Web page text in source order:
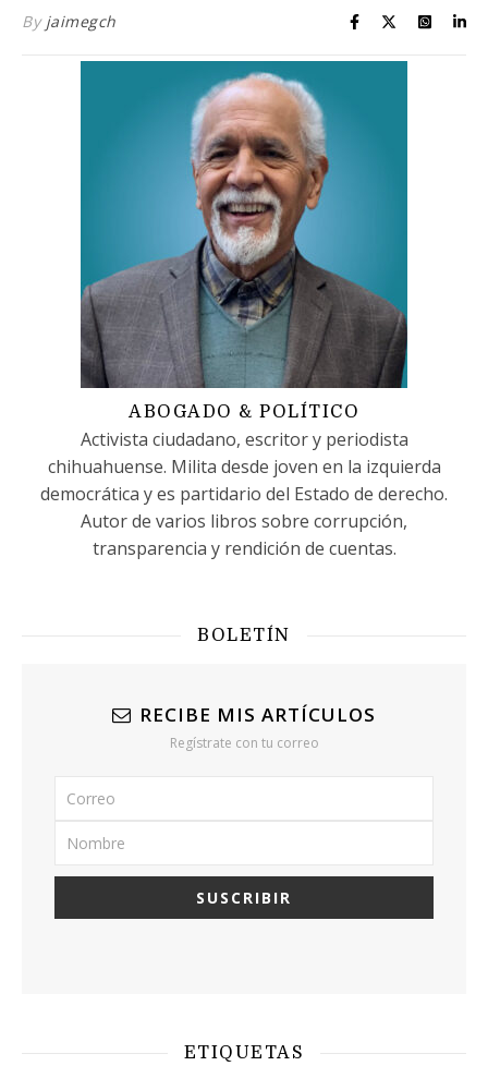
By jaimegch
ABOGADO & POLÍTICO
Activista ciudadano, escritor y periodista
chihuahuense. Milita desde joven en la izquierda
democrática y es partidario del Estado de derecho.
Autor de varios libros sobre corrupción,
transparencia y rendición de cuentas.
BOLETÍN
RECIBE MIS ARTÍCULOS
Regístrate con tu correo
ETIQUETAS